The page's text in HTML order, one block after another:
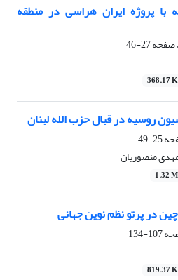
با پروژه ایران هراسی در منطقه
27-46
368.17 K
روسیه در قبال حزب الله لبنان
25-49
منصوریان
1.32 M
در پرتو نظم نوین جهانی
107-134
819.37 K